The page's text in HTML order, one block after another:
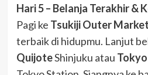
Hari 5 – Belanja Terakhir &
Pagi ke Tsukiji Outer Market
terbaik di hidupmu. Lanjut
QuijoteShinjuku atau